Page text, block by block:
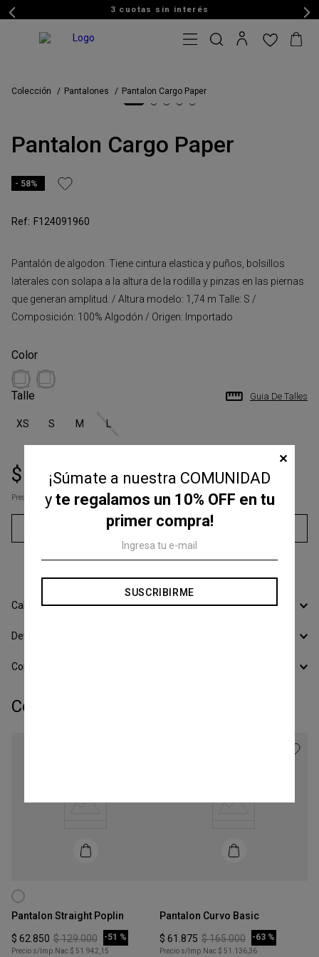
3 cuotas sin interés
Colección Pantalones Pantalon Cargo Paper
Pantalon Cargo Paper
58%
F124091960
Pantalón de algodon. Tiene cintura elastica y puños, bolsillos
laterales con solapa a la altura de la rodilla y pinzas en las piernas
que generan amplitud. / Altura modelo: 1,74 m Talle: S /
Composición: 100% Algodón / Origen: Importado
Talle
XS S M L
Guia De Talles
$ .050 $ 159.000
Precio s/Imp.Nac $ 55.413,22
Agregar al carrito
3cuotas sin interés de$22.350
Calcular Envío
Devoluciones
Conocer todos los Medios de Pago
Completá tu look:
XS
Pantalon Straight Poplin
$ 62 850 $129.000 -51 %
Precio s/Imp.Nac $ 51.942,15
Pantalon Curvo Basic
$ 61 875 $165.000 -63 %
Precio s/Imp.Nac $ 51.136,36
¡Súmate a nuestra COMUNIDAD
y te regalamos un 10% OFF en tu
primer compra!
SUSCRIBIRME
✕